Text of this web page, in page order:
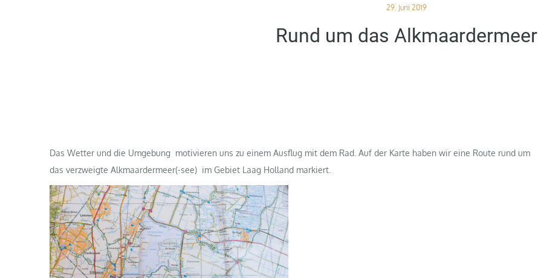
Posted
29. Juni 2019
Rund um das Alkmaardermeer
Das Wetter und die Umgebung motivieren uns zu einem Ausflug mit dem Rad. Auf der Karte haben wir eine Route rund um
das verzweigte Alkmaardermeer(-see) im Gebiet Laag Holland markiert.